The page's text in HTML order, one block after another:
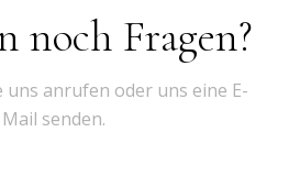
noch Fragen?
uns anrufen oder uns eine E-
Mail senden.